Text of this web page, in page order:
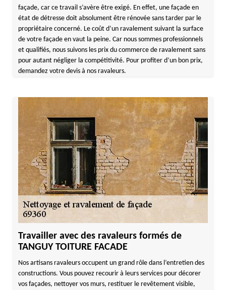
façade, car ce travail s’avère être exigé. En effet, une façade en
état de détresse doit absolument être rénovée sans tarder par le
propriétaire concerné. Le coût d’un ravalement suivant la surface
de votre façade en vaut la peine. Car nous sommes professionnels
et qualifiés, nous suivons les prix du commerce de ravalement sans
pour autant négliger la compétitivité. Pour profiter d’un bon prix,
demandez votre devis à nos ravaleurs.
Travailler avec des ravaleurs formés de
TANGUY TOITURE FACADE
Nos artisans ravaleurs occupent un grand rôle dans l’entretien des
constructions. Vous pouvez recourir à leurs services pour décorer
vos façades, nettoyer vos murs, restituer le revêtement visible,